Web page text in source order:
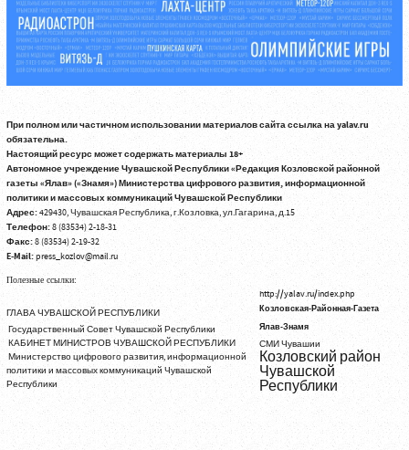
При полном или частичном использовании материалов сайта ссылка на yalav.ru
обязательна.
Настоящий ресурс может содержать материалы 18+
Автономное учреждение Чувашской Республики «Редакция Козловской районной
газеты «Ялав» («Знамя») Министерства цифрового развития, информационной
политики и массовых коммуникаций Чувашской Республики
Адрес:429430, Чувашская Республика, г.Козловка, ул.Гагарина, д.15
Телефон:8 (83534) 2-18-31
Факс:8 (83534) 2-19-32
E-Mail:press_kozlov@mail.ru
Полезные ссылки:
ГЛАВА ЧУВАШСКОЙ РЕСПУБЛИКИ
Государственный Совет Чувашской Республики
КАБИНЕТ МИНИСТРОВ ЧУВАШСКОЙ РЕСПУБЛИКИ
Министерство цифрового развития, информационной
политики и массовых коммуникаций Чувашской
Республики
http://yalav.ru/index.php
Козловская-Районная-Газета
Ялав-Знамя
СМИ Чувашии
Козловский район
Чувашской
Республики